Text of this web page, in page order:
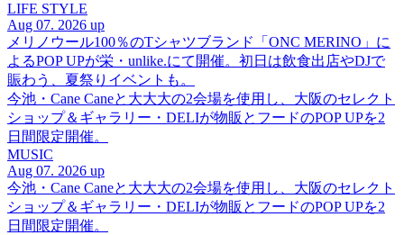
LIFE STYLE
Aug 07. 2026 up
メリノウール100％のTシャツブランド「ONC MERINO」に
よるPOP UPが栄・unlike.にて開催。初日は飲食出店やDJで
賑わう、夏祭りイベントも。
今池・Cane Caneと大大大の2会場を使用し、大阪のセレクト
ショップ＆ギャラリー・DELIが物販とフードのPOP UPを2
日間限定開催。
MUSIC
Aug 07. 2026 up
今池・Cane Caneと大大大の2会場を使用し、大阪のセレクト
ショップ＆ギャラリー・DELIが物販とフードのPOP UPを2
日間限定開催。